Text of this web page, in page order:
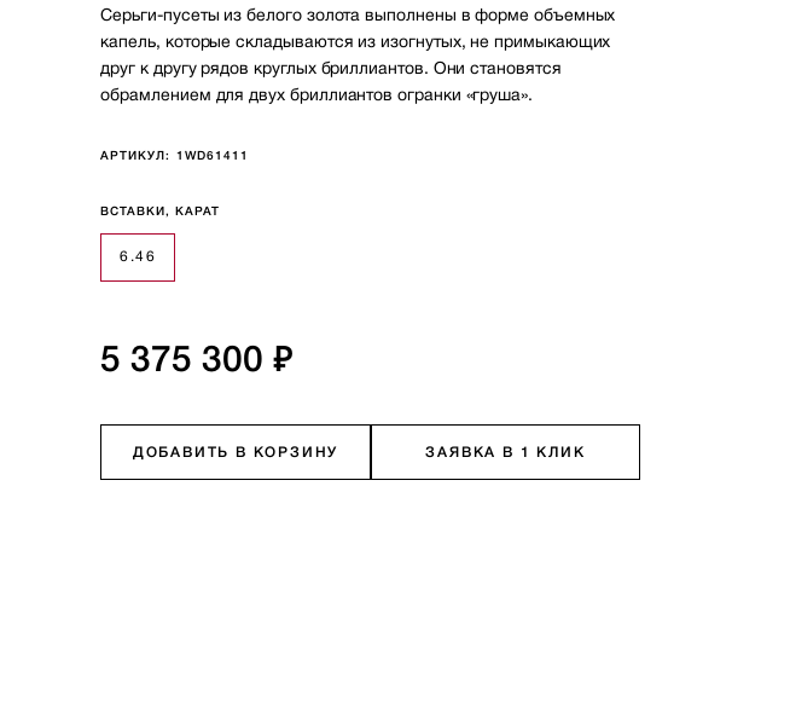
Серьги-пусеты из белого золота выполнены в форме объемных
капель, которые складываются из изогнутых, не примыкающих
друг к другу рядов круглых бриллиантов. Они становятся
обрамлением для двух бриллиантов огранки «груша».
АРТИКУЛ: 1WD61411
ВСТАВКИ, КАРАТ
6.46
5 375 300 ₽
ДОБАВИТЬ В КОРЗИНУ ЗАЯВКА В 1 КЛИК